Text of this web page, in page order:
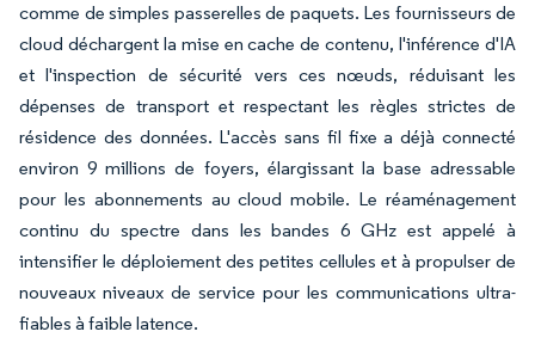
comme de simples passerelles de paquets. Les fournisseurs de
cloud déchargent la mise en cache de contenu, l'inférence d'IA
et l'inspection de sécurité vers ces nœuds, réduisant les
dépenses de transport et respectant les règles strictes de
résidence des données. L'accès sans fil fixe a déjà connecté
environ 9 millions de foyers, élargissant la base adressable
pour les abonnements au cloud mobile. Le réaménagement
continu du spectre dans les bandes 6 GHz est appelé à
intensifier le déploiement des petites cellules et à propulser de
nouveaux niveaux de service pour les communications ultra-
fiables à faible latence.